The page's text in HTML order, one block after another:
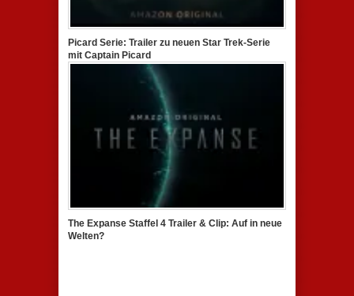
Picard Serie: Trailer zu neuen Star Trek-Serie
mit Captain Picard
The Expanse Staffel 4 Trailer & Clip: Auf in neue
Welten?